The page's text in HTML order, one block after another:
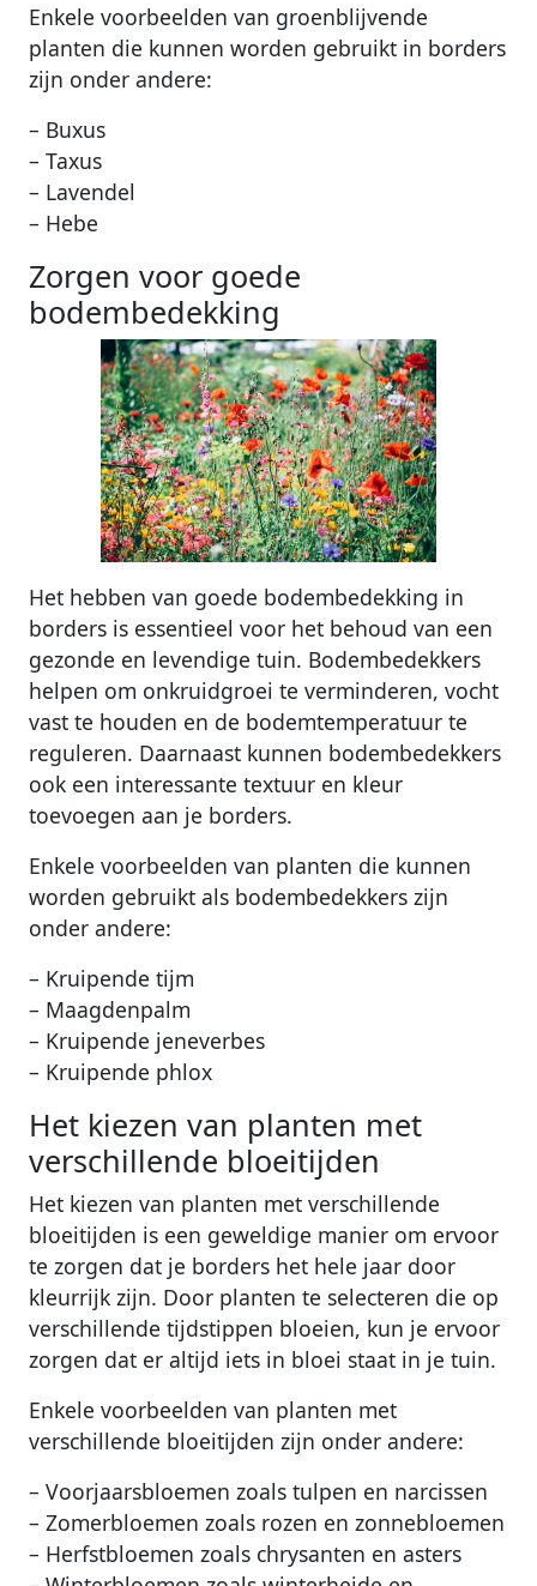
Enkele voorbeelden van groenblijvende
planten die kunnen worden gebruikt in borders
zijn onder andere:
– Buxus
– Taxus
– Lavendel
– Hebe
Zorgen voor goede
bodembedekking
Het hebben van goede bodembedekking in
borders is essentieel voor het behoud van een
gezonde en levendige tuin. Bodembedekkers
helpen om onkruidgroei te verminderen, vocht
vast te houden en de bodemtemperatuur te
reguleren. Daarnaast kunnen bodembedekkers
ook een interessante textuur en kleur
toevoegen aan je borders.
Enkele voorbeelden van planten die kunnen
worden gebruikt als bodembedekkers zijn
onder andere:
– Kruipende tijm
– Maagdenpalm
– Kruipende jeneverbes
– Kruipende phlox
Het kiezen van planten met
verschillende bloeitijden
Het kiezen van planten met verschillende
bloeitijden is een geweldige manier om ervoor
te zorgen dat je borders het hele jaar door
kleurrijk zijn. Door planten te selecteren die op
verschillende tijdstippen bloeien, kun je ervoor
zorgen dat er altijd iets in bloei staat in je tuin.
Enkele voorbeelden van planten met
verschillende bloeitijden zijn onder andere:
– Voorjaarsbloemen zoals tulpen en narcissen
– Zomerbloemen zoals rozen en zonnebloemen
– Herfstbloemen zoals chrysanten en asters